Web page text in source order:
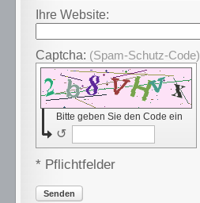
Ihre Website:
Captcha: (Spam-Schutz-Code)
Bitte geben Sie den Code ein
↺
* Pflichtfelder
Senden